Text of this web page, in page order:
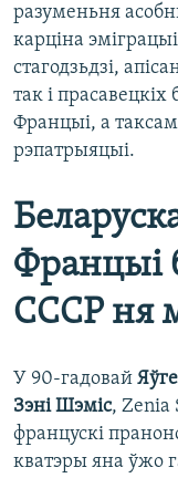
разуменьня
карціна
стагодзьдзі,
так і прасавецкіх
Францыі, а
рэпатрыяцыі.
Францыі
СССР ня
У 90-гадовай
Зэні Шэміс, Zenia
францускі
кватэры яна ўжо